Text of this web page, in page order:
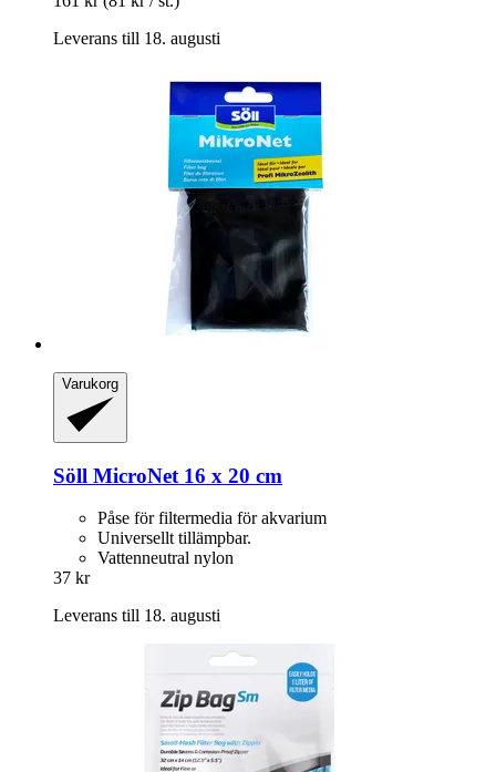
Leverans till 18. augusti
Varukorg
Söll MicroNet 16 x 20 cm
Påse för filtermedia för akvarium
Universellt tillämpbar.
Vattenneutral nylon
37 kr
Leverans till 18. augusti